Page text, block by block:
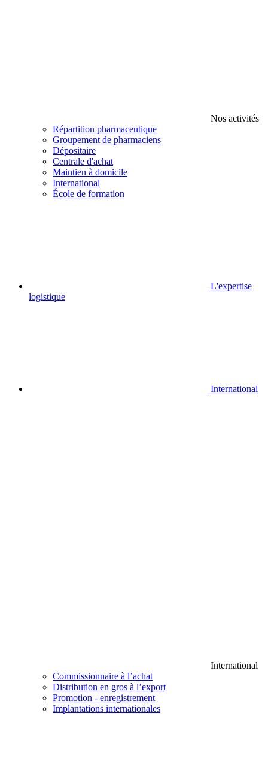
Nos activités
Répartition pharmaceutique
Groupement de pharmaciens
Dépositaire
Centrale d'achat
Maintien à domicile
International
École de formation
L'expertise
logistique
International
International
Commissionnaire à l’achat
Distribution en gros à l’export
Promotion - enregistrement
Implantations internationales